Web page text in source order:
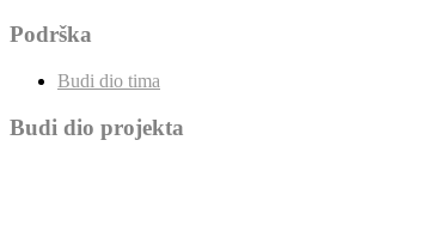
Podrška
Budi dio tima
Budi dio projekta